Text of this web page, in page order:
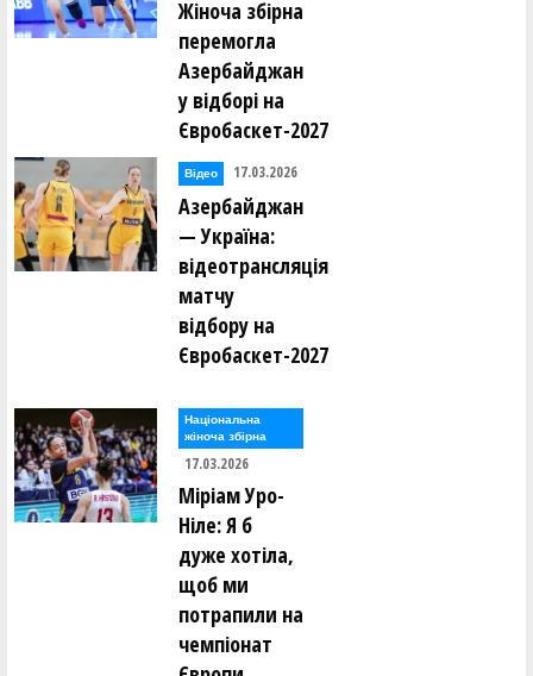
Жіноча збірна
перемогла
Азербайджан
у відборі на
Євробаскет-2027
Відео 17.03.2026
Азербайджан
— Україна:
відеотрансляція
матчу
відбору на
Євробаскет-2027
Національна
жіноча збірна
17.03.2026
Міріам Уро-
Ніле: Я б
дуже хотіла,
щоб ми
потрапили на
чемпіонат